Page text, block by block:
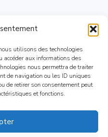
utilisons des technologies
accéder aux informations des
nous permettra de traiter
de navigation ou les ID uniques
de retirer son consentement peut
et fonctions.